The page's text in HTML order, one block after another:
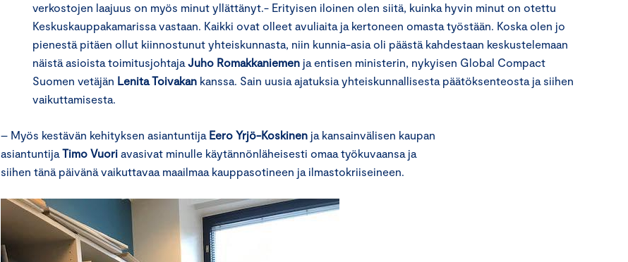
verkostojen laajuus on myös minut yllättänyt.- Erityisen iloinen olen siitä, kuinka hyvin minut on otettu
Keskuskauppakamarissa vastaan. Kaikki ovat olleet avuliaita ja kertoneen omasta työstään. Koska olen jo
pienestä pitäen ollut kiinnostunut yhteiskunnasta, niin kunnia-asia oli päästä kahdestaan keskustelemaan
näistä asioista toimitusjohtaja Juho Romakkaniemen ja entisen ministerin, nykyisen Global Compact
Suomen vetäjän Lenita Toivakan kanssa. Sain uusia ajatuksia yhteiskunnallisesta päätöksenteosta ja siihen
vaikuttamisesta.
– Myös kestävän kehityksen asiantuntija Eero Yrjö-Koskinen ja kansainvälisen kaupan
asiantuntija Timo Vuori avasivat minulle käytännönläheisesti omaa työkuvaansa ja
siihen tänä päivänä vaikuttavaa maailmaa kauppasotineen ja ilmastokriiseineen.